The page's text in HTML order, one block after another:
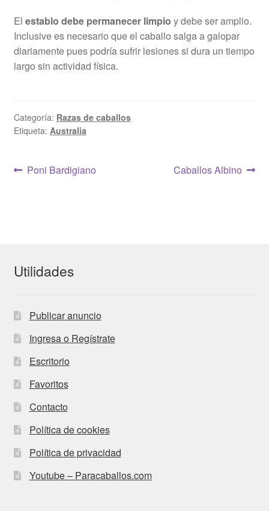
El establo debe permanecer limpio y debe ser amplio.
Inclusive es necesario que el caballo salga a galopar
diariamente pues podría sufrir lesiones si dura un tiempo
largo sin actividad física.
Categoría: Razas de caballos
Etiqueta: Australia
Navegación
Anterior:
Poni Bardigiano Siguiente:
Caballos Albino
Utilidades
Publicar anuncio
Ingresa o Regístrate
Escritorio
Favoritos
Contacto
Política de cookies
Política de privacidad
Youtube – Paracaballos.com